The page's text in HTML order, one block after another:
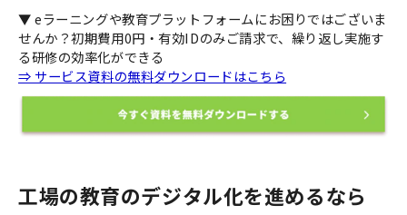
▼ eラーニングや教育プラットフォームにお困りではございま
せんか？初期費用0円・有効IDのみご請求で、繰り返し実施す
る研修の効率化ができる
⇒ サービス資料の無料ダウンロードはこちら
工場の教育のデジタル化を進めるなら